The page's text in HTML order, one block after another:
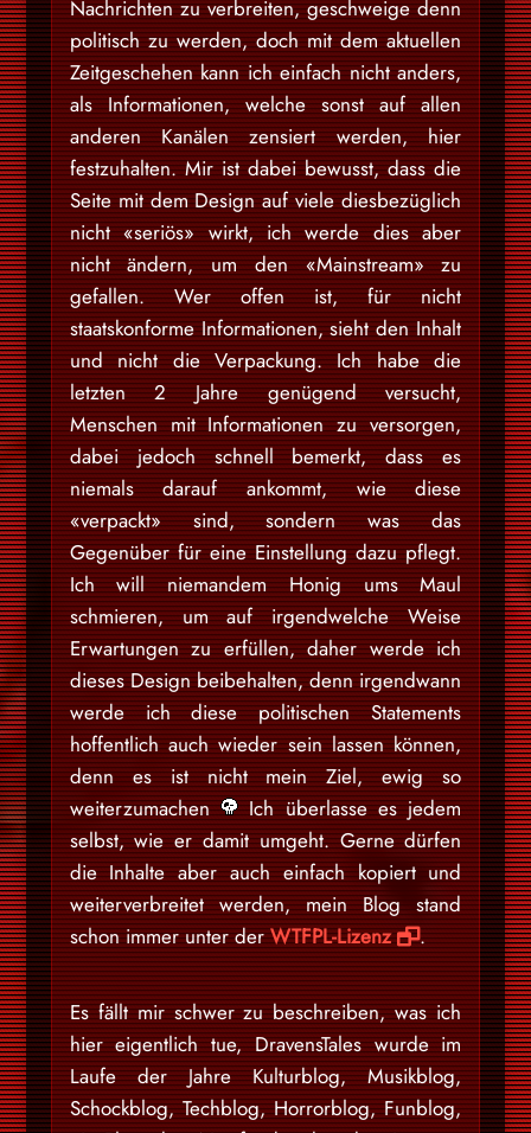
Nachrichten zu verbreiten, geschweige denn
politisch zu werden, doch mit dem aktuellen
Zeitgeschehen kann ich einfach nicht anders,
als Informationen, welche sonst auf allen
anderen Kanälen zensiert werden, hier
festzuhalten. Mir ist dabei bewusst, dass die
Seite mit dem Design auf viele diesbezüglich
nicht «seriös» wirkt, ich werde dies aber
nicht ändern, um den «Mainstream» zu
gefallen. Wer offen ist, für nicht
staatskonforme Informationen, sieht den Inhalt
und nicht die Verpackung. Ich habe die
letzten 2 Jahre genügend versucht,
Menschen mit Informationen zu versorgen,
dabei jedoch schnell bemerkt, dass es
niemals darauf ankommt, wie diese
«verpackt» sind, sondern was das
Gegenüber für eine Einstellung dazu pflegt.
Ich will niemandem Honig ums Maul
schmieren, um auf irgendwelche Weise
Erwartungen zu erfüllen, daher werde ich
dieses Design beibehalten, denn irgendwann
werde ich diese politischen Statements
hoffentlich auch wieder sein lassen können,
denn es ist nicht mein Ziel, ewig so
weiterzumachen
Ich überlasse es jedem
selbst, wie er damit umgeht. Gerne dürfen
die Inhalte aber auch einfach kopiert und
weiterverbreitet werden, mein Blog stand
schon immer unter derWTFPL-Lizenz .
Es fällt mir schwer zu beschreiben, was ich
hier eigentlich tue, DravensTales wurde im
Laufe der Jahre Kulturblog, Musikblog,
Schockblog, Techblog, Horrorblog, Funblog,